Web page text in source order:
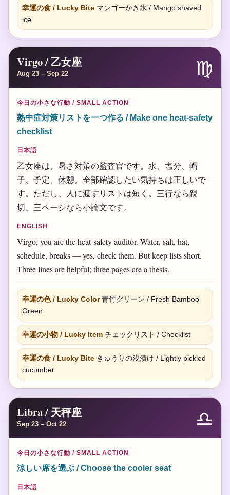
幸運の食 / Lucky Biteマンゴーかき氷 / Mango shaved
ice
Virgo / 乙女座
Aug 23 – Sep 22 ♍
今日の小さな行動 / SMALL ACTION
熱中症対策リストを一つ作る / Make one heat-safety
checklist
日本語
乙女座は、暑さ対策の監査官です。水、塩分、帽
子、予定、休憩。全部確認したい気持ちは正しいで
す。ただし、人に渡すリストは短く。三行なら親
切、三ページなら小論文です。
ENGLISH
Virgo, you are the heat-safety auditor. Water, salt, hat,
schedule, breaks — yes, check them. But keep lists short.
Three lines are helpful; three pages are a thesis.
幸運の色 / Lucky Color青竹グリーン / Fresh Bamboo
Green
幸運の小物 / Lucky Itemチェックリスト / Checklist
幸運の食 / Lucky Biteきゅうりの浅漬け / Lightly pickled
cucumber
Libra / 天秤座
Sep 23 – Oct 22 ♎
今日の小さな行動 / SMALL ACTION
涼しい席を選ぶ / Choose the cooler seat
日本語